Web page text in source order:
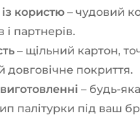
користю – чудовий
і партнерів.
– щільний картон,
довговічне покриття.
– будь-
палітурки під ваш